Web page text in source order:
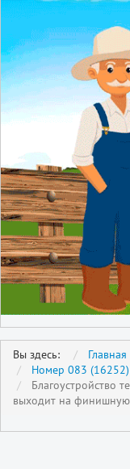
Вы здесь: Главная
Номер 083
Благоустройство
выходит на